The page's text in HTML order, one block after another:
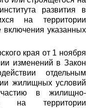
развития в
на территории
включения указанных
края от 1 ноября
изменений в Закон
отдельным
жилищных условий
в жилищно-
на территории